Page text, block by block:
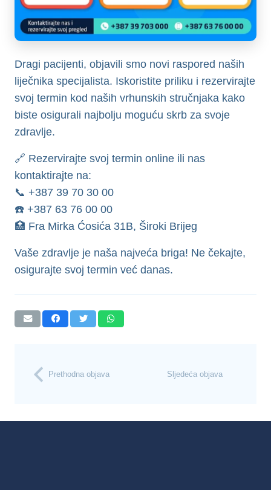
Dragi pacijenti, objavili smo novi raspored naših
liječnika specijalista. Iskoristite priliku i rezervirajte
svoj termin kod naših vrhunskih stručnjaka kako
biste osigurali najbolju moguću skrb za svoje
zdravlje.
🔗 Rezervirajte svoj termin online ili nas
kontaktirajte na:
📞 +387 39 70 30 00
☎️ +387 63 76 00 00
🏥 Fra Mirka Ćosića 31B, Široki Brijeg
Vaše zdravlje je naša najveća briga! Ne čekajte,
osigurajte svoj termin već danas.
Prethodna objava Sljedeća objava